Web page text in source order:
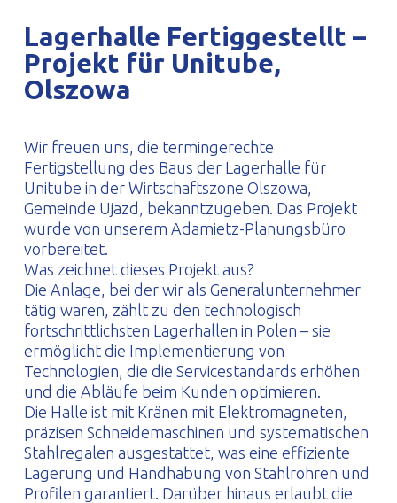
Lagerhalle Fertiggestellt –
Projekt für Unitube,
Olszowa
Wir freuen uns, die termingerechte
Fertigstellung des Baus der Lagerhalle für
Unitube in der Wirtschaftszone Olszowa,
Gemeinde Ujazd, bekanntzugeben. Das Projekt
wurde von unserem Adamietz-Planungsbüro
vorbereitet.
Was zeichnet dieses Projekt aus?
Die Anlage, bei der wir als Generalunternehmer
tätig waren, zählt zu den technologisch
fortschrittlichsten Lagerhallen in Polen – sie
ermöglicht die Implementierung von
Technologien, die die Servicestandards erhöhen
und die Abläufe beim Kunden optimieren.
Die Halle ist mit Kränen mit Elektromagneten,
präzisen Schneidemaschinen und systematischen
Stahlregalen ausgestattet, was eine effiziente
Lagerung und Handhabung von Stahlrohren und
Profilen garantiert. Darüber hinaus erlaubt die